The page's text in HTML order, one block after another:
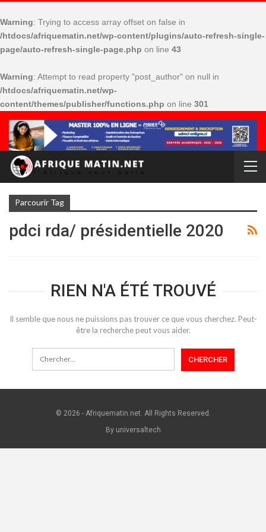
Warning: Trying to access array offset on false in
/htdocs/afriquematin.net/wp-content/plugins/auto-refresh-single-
page/auto-refresh-single-page.php on line 43
Warning: Attempt to read property "post_author" on null in
/htdocs/afriquematin.net/wp-
content/themes/publisher/functions.php on line 301
Parcourir Tag
pdci rda/ présidentielle 2020
RIEN N'A ÉTÉ TROUVÉ
Il semble que nous ne puissions pas trouver ce que vous cherchez. Peut-
être la recherche peut vous aider.
© 2026 - Afriquematin.net. All Rights Reserved.
By universaltech